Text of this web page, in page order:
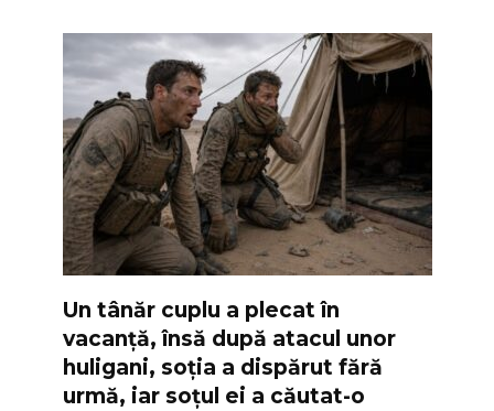
Un tânăr cuplu a plecat în
vacanță, însă după atacul unor
huligani, soția a dispărut fără
urmă, iar soțul ei a căutat-o